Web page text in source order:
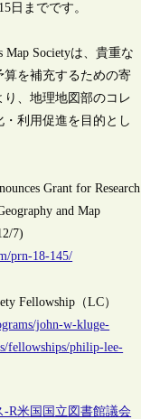
日までです。
Societyは、貴重な
を補充するための寄
、地理地図部のコレ
利用促進を目的とし
Grant for Research
and Map
7)
prn-18-145/
Fellowship（LC）
john-w-kluge-
fellowships/philip-lee-
-R米国 国立図書館議会